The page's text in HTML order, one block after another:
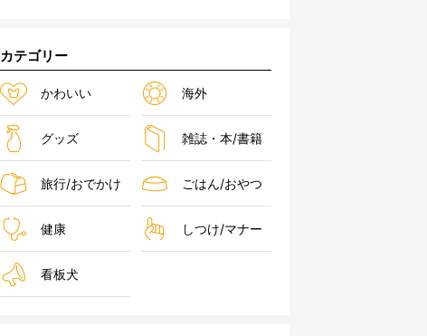
カテゴリー
かわいい 海外
グッズ 雑誌・本/書籍
旅行/おでかけ ごはん/おやつ
健康 しつけ/マナー
看板犬